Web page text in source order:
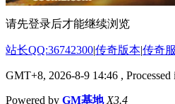
请先登录后才能继续浏览
站长QQ:36742300|传奇版本|传奇
GMT+8, 2026-8-9 14:46 ,
Powered by GM基地 X3.4